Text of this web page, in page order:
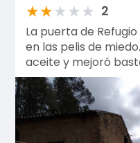
★★★★★ 2
La puerta de
en las pelis de
aceite y mejoró